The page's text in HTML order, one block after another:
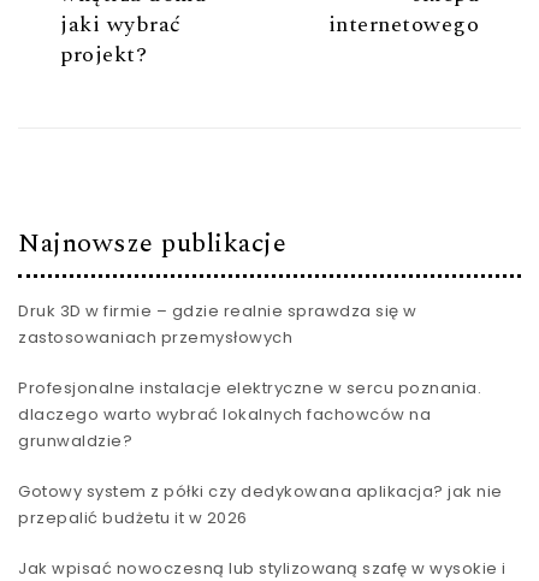
jaki wybrać
projekt?
internetowego
Najnowsze publikacje
Druk 3D w firmie – gdzie realnie sprawdza się w
zastosowaniach przemysłowych
Profesjonalne instalacje elektryczne w sercu poznania.
dlaczego warto wybrać lokalnych fachowców na
grunwaldzie?
Gotowy system z półki czy dedykowana aplikacja? jak nie
przepalić budżetu it w 2026
Jak wpisać nowoczesną lub stylizowaną szafę w wysokie i